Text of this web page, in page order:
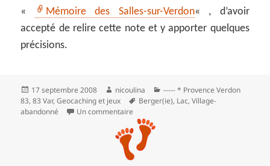
«
Mémoire des Salles-sur-Verdon« , d’avoir
accepté de relire cette note et y apporter quelques
précisions.
Publié
le
17 septembre 2008 Auteur
nicoulina Catégories
----- * Provence Verdon
83,83 Var,Geocaching et jeux Mots-
clés
Berger(ie), Lac,Village-
abandonné
Un commentaire sur L’île de Costebelle ou la colline